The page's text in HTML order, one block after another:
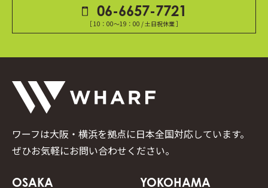
06-6657-7721
［ 10：00～19：00 / 土日祝休業 ］
ワーフは大阪・横浜を拠点に日本全国対応しています。
ぜひお気軽にお問い合わせください。
OSAKA YOKOHAMA